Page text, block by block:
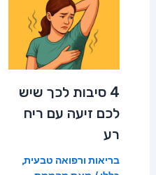
4 סיבות לכך שיש
לכם זיעה עם ריח
רע
בריאות ורפואה טבעית,